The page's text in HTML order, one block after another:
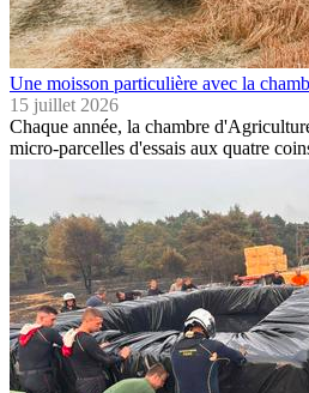
Une moisson particulière avec la
15 juillet 2026
Chaque année, la chambre
micro-parcelles d'essais aux quatre